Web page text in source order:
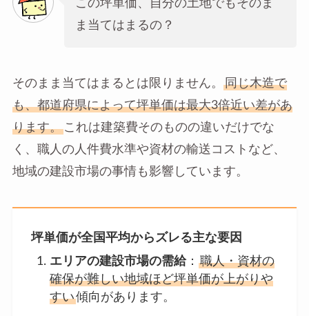
この坪単価、自分の土地でもそのま
ま当てはまるの？
そのまま当てはまるとは限りません。
同じ木造で
も、都道府県によって坪単価は最大3倍近い差があ
ります。これは建築費そのものの違いだけでな
く、職人の人件費水準や資材の輸送コストなど、
地域の建設市場の事情も影響しています。
坪単価が全国平均からズレる主な要因
エリアの建設市場の需給： 職人・資材の
確保が難しい地域ほど坪単価が上がりや
すい傾向があります。